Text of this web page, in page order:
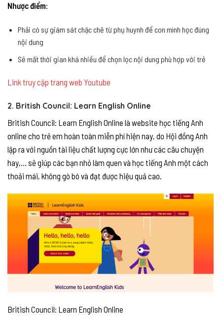
Nhược điểm:
Phải có sự giám sát chặc chẽ từ phụ huynh để con mình học đúng
nội dung
Sẽ mất thời gian khá nhiều để chọn lọc nội dung phù hợp với trẻ
Link truy cập trang web Youtube
2. British Council: Learn English Online
British Council: Learn English Online là website học tiếng Anh
online cho trẻ em hoàn toàn miễn phí hiện nay, do Hội đồng Anh
lập ra với nguồn tài liệu chất lượng cực lớn như các câu chuyện
hay,… sẽ giúp các bạn nhỏ làm quen và học tiếng Anh một cách
thoải mái, không gò bó và đạt được hiệu quả cao.
British Council: Learn English Online